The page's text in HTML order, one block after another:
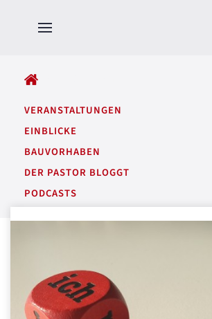
VERANSTALTUNGEN
EINBLICKE
BAUVORHABEN
DER PASTOR BLOGGT
PODCASTS